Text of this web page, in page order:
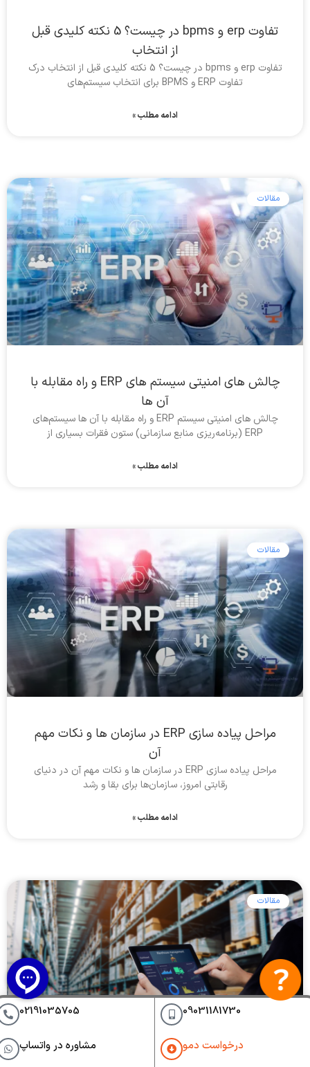
تفاوت erp و bpms در چیست؟ 5 نکته کلیدی قبل
از انتخاب
تفاوت erp و bpms در چیست؟ 5 نکته کلیدی قبل از انتخاب درک
تفاوت ERP و BPMS برای انتخاب سیستم‌های
ادامه مطلب »
مقالات
چالش های امنیتی سیستم های ERP و راه مقابله با
آن ها
چالش های امنیتی سیستم ERP و راه مقابله با آن ها سیستم‌های
ERP (برنامه‌ریزی منابع سازمانی) ستون فقرات بسیاری از
ادامه مطلب »
مقالات
مراحل پیاده‌ سازی ERP در سازمان ها و نکات مهم
آن
مراحل پیاده‌ سازی ERP در سازمان ها و نکات مهم آن در دنیای
رقابتی امروز، سازمان‌ها برای بقا و رشد
ادامه مطلب »
مقالات
09031181730
02191035705
درخواست دمو مشاوره در واتساپ